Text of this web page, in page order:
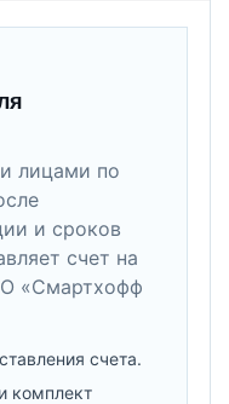
лицами по
и сроков
счет на
«Смартхофф
счета.
комплект